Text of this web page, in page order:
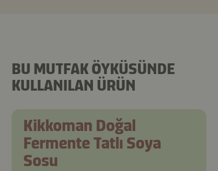
BU MUTFAK ÖYKÜSÜNDE
KULLANILAN ÜRÜN
Kikkoman Doğal
Fermente Tatlı Soya
Sosu